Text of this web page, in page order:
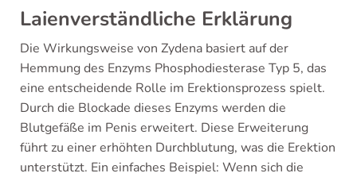
Laienverständliche Erklärung
Die Wirkungsweise von Zydena basiert auf der
Hemmung des Enzyms Phosphodiesterase Typ 5, das
eine entscheidende Rolle im Erektionsprozess spielt.
Durch die Blockade dieses Enzyms werden die
Blutgefäße im Penis erweitert. Diese Erweiterung
führt zu einer erhöhten Durchblutung, was die Erektion
unterstützt. Ein einfaches Beispiel: Wenn sich die